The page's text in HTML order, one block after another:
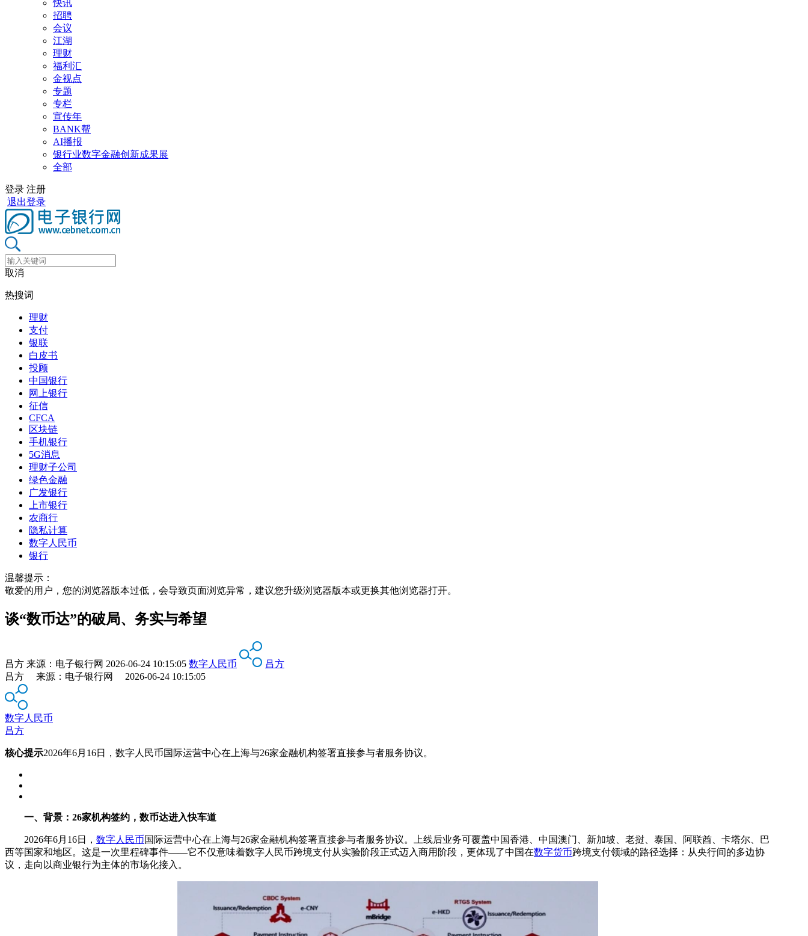
快讯
招聘
会议
江湖
理财
福利汇
金视点
专题
专栏
宣传年
BANK帮
AI播报
银行业数字金融创新成果展
全部
登录 注册
退出登录
取消
热搜词
理财
支付
银联
白皮书
投顾
中国银行
网上银行
征信
CFCA
区块链
手机银行
5G消息
理财子公司
绿色金融
广发银行
上市银行
农商行
隐私计算
数字人民币
银行
温馨提示：
敬爱的用户，您的浏览器版本过低，会导致页面浏览异常，建议您升级浏览器版本或更换其他浏览器打开。
谈“数币达”的破局、务实与希望
吕方 来源： 电子银行网 2026-06-24 10:15:05 数字人民币
吕方
吕方 来源：电子银行网 2026-06-24 10:15:05
数字人民币
吕方
核心提示2026年6月16日，数字人民币国际运营中心在上海与26家金融机构签署直接参与者服务协议。
一、背景：26家机构签约，数币达进入快车道
2026年6月16日， 数字人民币国际运营中心在上海与26家金融机构签署直接参与者服务协议。上线后业务可覆盖中国香港、中国澳门、新加坡、老挝、泰国、阿联酋、卡塔尔、巴
西等国家和地区。这是一次里程碑事件——它不仅意味着数字人民币跨境支付从实验阶段正式迈入商用阶段，更体现了中国在数字货币跨境支付领域的路径选择：从央行间的多边协
议，走向以商业银行为主体的市场化接入。